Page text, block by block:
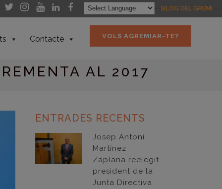
BLOG DEL GREMI
VOLS AGREMIAR-TE?
Contacte
AL 2017
ENTRADES RECENTS
Josep Antoni
Martínez
Zaplana reelegit
president de la
Junta Directiva